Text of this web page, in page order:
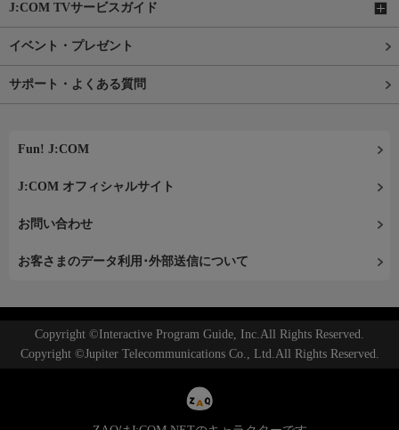
J:COM TVサービスガイド
イベント・プレゼント
サポート・よくある質問
Fun! J:COM
J:COM オフィシャルサイト
お問い合わせ
お客さまのデータ利用･外部送信について
Copyright ©Interactive Program Guide, Inc.All Rights Reserved.
Copyright ©Jupiter Telecommunications Co., Ltd.All Rights Reserved.